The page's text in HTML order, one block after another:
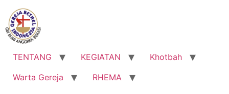
Lewati
konten
TENTANG KEGIATAN
Khotbah
Warta Gereja
RHEMA